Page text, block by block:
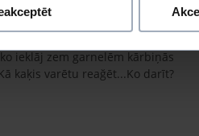
ieklāj zem garnelēm kārbiņās
kaķis varētu reağēt...Ko darīt?